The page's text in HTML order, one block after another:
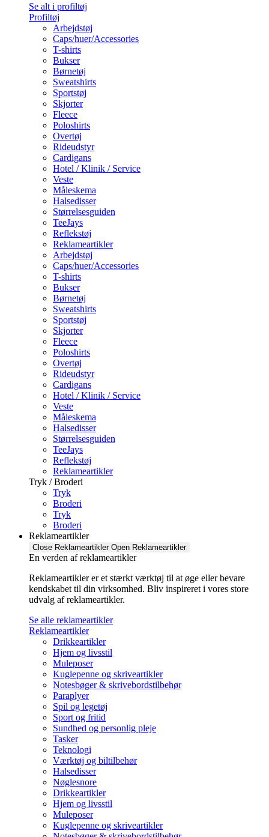
Se alt i profiltøj
Profiltøj
Arbejdstøj
Caps/huer/Accessories
T-shirts
Bukser
Børnetøj
Sweatshirts
Sportstøj
Skjorter
Fleece
Poloshirts
Overtøj
Rideudstyr
Cardigans
Hotel / Klinik / Service
Veste
Måleskema
Halsedisser
Størrelsesguiden
TeeJays
Reflekstøj
Reklameartikler
Arbejdstøj
Caps/huer/Accessories
T-shirts
Bukser
Børnetøj
Sweatshirts
Sportstøj
Skjorter
Fleece
Poloshirts
Overtøj
Rideudstyr
Cardigans
Hotel / Klinik / Service
Veste
Måleskema
Halsedisser
Størrelsesguiden
TeeJays
Reflekstøj
Reklameartikler
Tryk / Broderi
Tryk
Broderi
Tryk
Broderi
Reklameartikler
Close Reklameartikler Open Reklameartikler
En verden af reklameartikler ​
Reklameartikler er et stærkt værktøj til at øge eller bevare
kendskabet til din virksomhed. Bliv inspireret i vores store
udvalg af reklameartikler.
Se alle reklameartikler
Reklameartikler
Drikkeartikler
Hjem og livsstil
Muleposer
Kuglepenne og skriveartikler
Notesbøger & skrivebordstilbehør
Paraplyer
Spil og legetøj
Sport og fritid
Sundhed og personlig pleje
Tasker
Teknologi
Værktøj og biltilbehør
Halsedisser
Nøglesnore
Drikkeartikler
Hjem og livsstil
Muleposer
Kuglepenne og skriveartikler